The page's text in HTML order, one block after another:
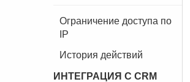
Ограничение доступа по
IP
История действий
ИНТЕГРАЦИЯ С CRM